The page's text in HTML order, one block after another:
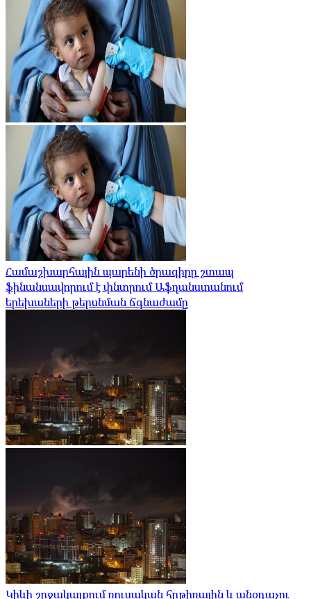
Համաշխարհային պարենի ծրագիրը շտապ
ֆինանսավորում է փնտրում Աֆղանստանում
երեխաների թերսնման ճգնաժամը
Կիևի շրջակայքում ռուսական հրթիռային և անօդաչու